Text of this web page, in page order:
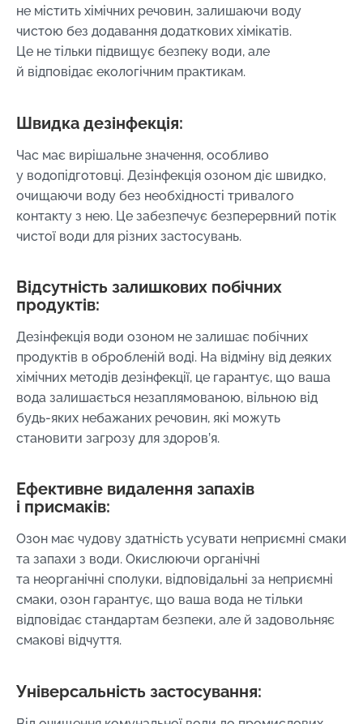
не містить хімічних речовин, залишаючи воду
чистою без додавання додаткових хімікатів.
Це не тільки підвищує безпеку води, але
й відповідає екологічним практикам.
Швидка дезінфекція:
Час має вирішальне значення, особливо
у водопідготовці. Дезінфекція озоном діє швидко,
очищаючи воду без необхідності тривалого
контакту з нею. Це забезпечує безперервний потік
чистої води для різних застосувань.
Відсутність залишкових побічних
продуктів:
Дезінфекція води озоном не залишає побічних
продуктів в обробленій воді. На відміну від деяких
хімічних методів дезінфекції, це гарантує, що ваша
вода залишається незаплямованою, вільною від
будь-яких небажаних речовин, які можуть
становити загрозу для здоров’я.
Ефективне видалення запахів
і присмаків:
Озон має чудову здатність усувати неприємні смаки
та запахи з води. Окислюючи органічні
та неорганічні сполуки, відповідальні за неприємні
смаки, озон гарантує, що ваша вода не тільки
відповідає стандартам безпеки, але й задовольняє
смакові відчуття.
Універсальність застосування: